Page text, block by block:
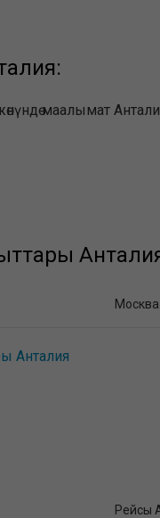
жөнүндө маалымат
Анталия
Рейсы